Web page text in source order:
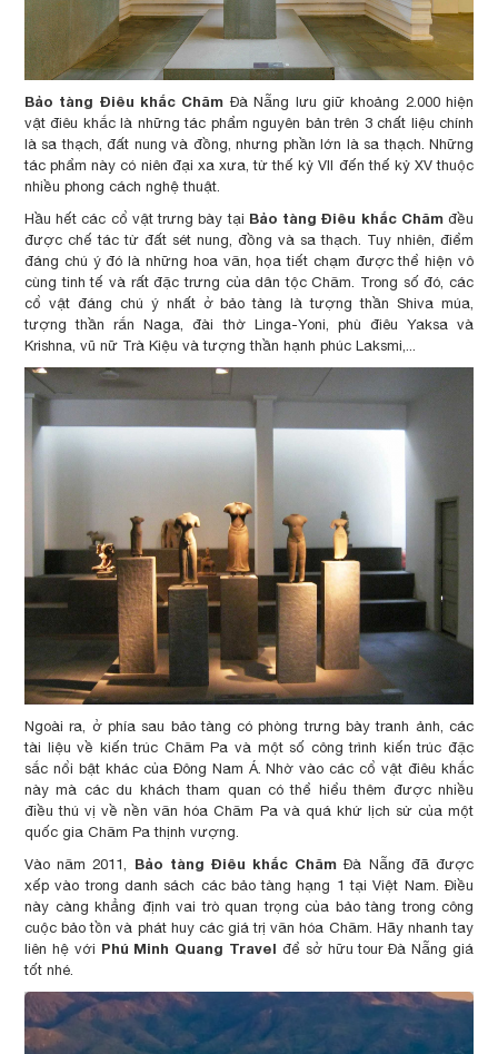
Bảo tàng Điêu khắc Chăm Đà Nẵng lưu giữ khoảng 2.000 hiện
vật điêu khắc là những tác phẩm nguyên bản trên 3 chất liệu chính
là sa thạch, đất nung và đồng, nhưng phần lớn là sa thạch. Những
tác phẩm này có niên đại xa xưa, từ thế kỷ VII đến thế kỷ XV thuộc
nhiều phong cách nghệ thuật.
Hầu hết các cổ vật trưng bày tại Bảo tàng Điêu khắc Chămđều
được chế tác từ đất sét nung, đồng và sa thạch. Tuy nhiên, điểm
đáng chú ý đó là những hoa văn, họa tiết chạm được thể hiện vô
cùng tinh tế và rất đặc trưng của dân tộc Chăm. Trong số đó, các
cổ vật đáng chú ý nhất ở bảo tàng là tượng thần Shiva múa,
tượng thần rắn Naga, đài thờ Linga-Yoni, phù điêu Yaksa và
Krishna, vũ nữ Trà Kiệu và tượng thần hạnh phúc Laksmi,...
Ngoài ra, ở phía sau bảo tàng có phòng trưng bày tranh ảnh, các
tài liệu về kiến trúc Chăm Pa và một số công trình kiến trúc đặc
sắc nổi bật khác của Đông Nam Á. Nhờ vào các cổ vật điêu khắc
này mà các du khách tham quan có thể hiểu thêm được nhiều
điều thú vị về nền văn hóa Chăm Pa và quá khứ lịch sử của một
quốc gia Chăm Pa thịnh vượng.
Vào năm 2011, Bảo tàng Điêu khắc Chăm Đà Nẵng đã được
xếp vào trong danh sách các bảo tàng hạng 1 tại Việt Nam. Điều
này càng khẳng định vai trò quan trọng của bảo tàng trong công
cuộc bảo tồn và phát huy các giá trị văn hóa Chăm. Hãy nhanh tay
liên hệ với Phú Minh Quang Travel để sở hữu tour Đà Nẵng giá
tốt nhé.